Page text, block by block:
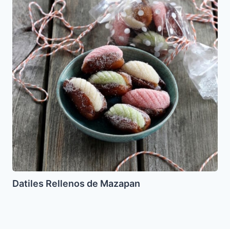
Mazapan
Datiles Rellenos de Mazapan